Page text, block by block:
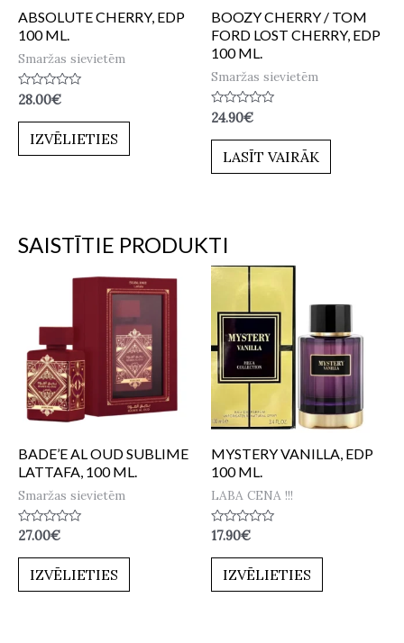
ABSOLUTE CHERRY, EDP
100 ML.
Smaržas sievietēm
Novērtēts
ar
0
28.00€
IZVĒLIETIES
BOOZY CHERRY / TOM
FORD LOST CHERRY, EDP
100 ML.
Smaržas sievietēm
Novērtēts
ar
0
24.90€
LASĪT VAIRĀK
SAISTĪTIE PRODUKTI
BADE’E AL OUD SUBLIME
LATTAFA, 100 ML.
Smaržas sievietēm
Novērtēts
0
27.00€
IZVĒLIETIES
MYSTERY VANILLA, EDP
100 ML.
LABA CENA !!!
Novērtēts
0
17.90€
IZVĒLIETIES